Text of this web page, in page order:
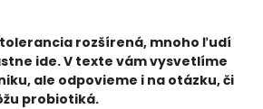
rozšírená, mnoho ľudí
ide. V texte vám vysvetlíme
ale odpovieme i na otázku, či
probiotiká.